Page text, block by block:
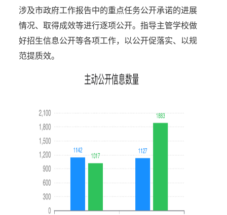
涉及市政府工作报告中的重点任务公开承诺的进展
情况、取得成效等进行逐项公开。指导主管学校做
好招生信息公开等各项工作，以公开促落实、以规
范提质效。